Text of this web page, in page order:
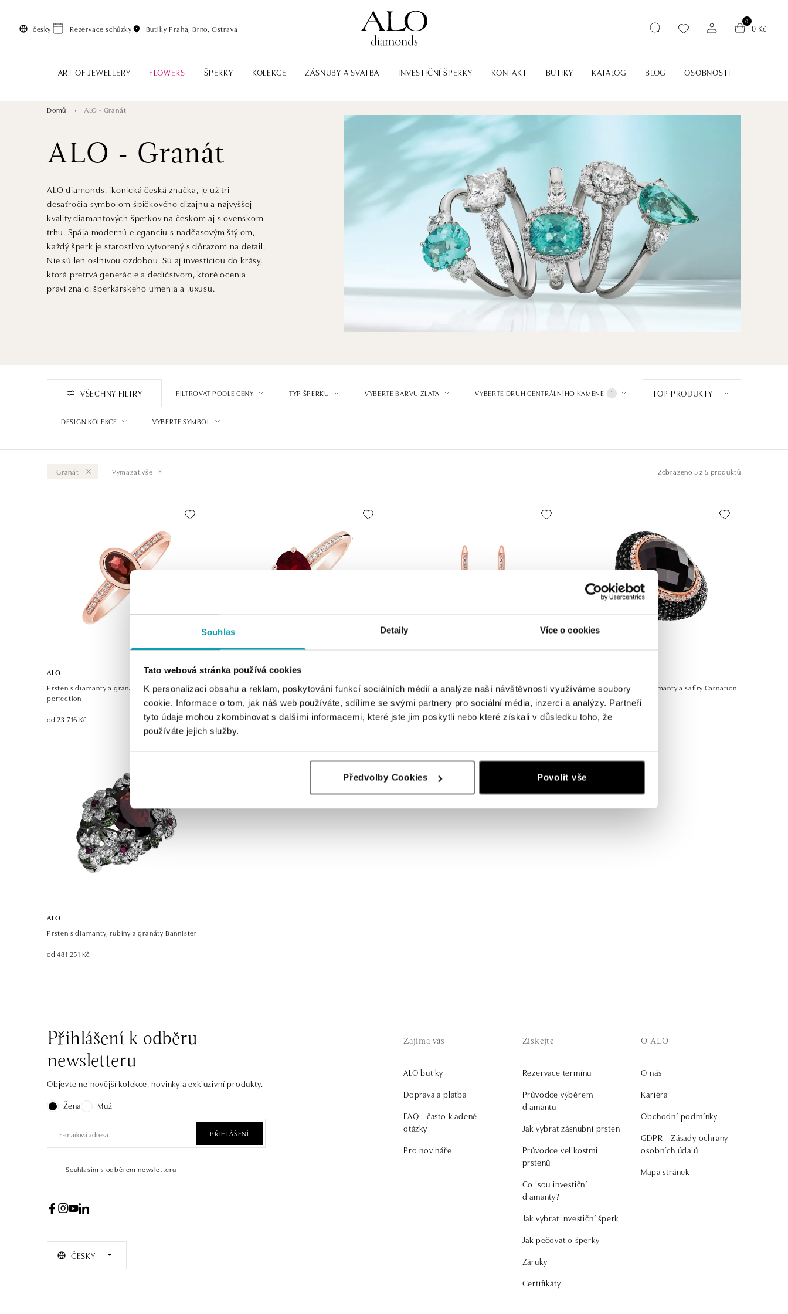
Souhlas Detaily Více o cookies
Tato webová stránka používá cookies
K personalizaci obsahu a reklam, poskytování funkcí sociálních médií a analýze naší návštěvnosti využíváme soubory
cookie. Informace o tom, jak náš web používáte, sdílíme se svými partnery pro sociální média, inzerci a analýzy. Partneři
tyto údaje mohou zkombinovat s dalšími informacemi, které jste jim poskytli nebo které získali v důsledku toho, že
používáte jejich služby.
Předvolby Cookies Povolit vše
česky Rezervace schůzky Butiky Praha, Brno, Ostrava
0
0 Kč
ART OF JEWELLERY FLOWERS ŠPERKY KOLEKCE ZÁSNUBY A SVATBA INVESTIČNÍ ŠPERKY KONTAKT BUTIKY KATALOG BLOG OSOBNOSTI
Domů ALO - Granát
ALO - Granát
ALO diamonds, ikonická česká značka, je už tri
desaťročia symbolom špičkového dizajnu a najvyššej
kvality diamantových šperkov na českom aj slovenskom
trhu. Spája modernú eleganciu s nadčasovým štýlom,
každý šperk je starostlivo vytvorený s dôrazom na detail.
Nie sú len oslnivou ozdobou. Sú aj investíciou do krásy,
ktorá pretrvá generácie a dedičstvom, ktoré ocenia
praví znalci šperkárskeho umenia a luxusu.
VŠECHNY FILTRY FILTROVAT PODLE CENY TYP ŠPERKU VYBERTE BARVU ZLATA VYBERTE DRUH CENTRÁLNÍHO KAMENE 1
DESIGN KOLEKCE VYBERTE SYMBOL
TOP PRODUKTY
Granát Vymazat vše Zobrazeno 5 z 5 produktů
ALO
Prsten s diamanty a granátem Elliptical
perfection
od 23 716 Kč
ALO
Prsten s granátem a diamanty Tearfall
od 25 301 Kč
Náušnice s diamanty a granátem Tearfall
od 30 903 Kč
Prsten s granátem, diamanty a safíry Carnation
Café
od 396 418 Kč
ALO
Prsten s diamanty, rubíny a granáty Bannister
od 481 251 Kč
Přihlášení k odběru
newsletteru
Objevte nejnovější kolekce, novinky a exkluzivní produkty.
Žena
Muž
PŘIHLÁŠENÍ
Souhlasím s odběrem newsletteru
ČESKY
Zajíma vás
ALO butiky
Doprava a platba
FAQ - často kladené
otázky
Pro novináře
Získejte
Rezervace termínu
Průvodce výběrem
diamantu
Jak vybrat zásnubní prsten
Průvodce velikostmi
prstenů
Co jsou investiční
diamanty?
Jak vybrat investiční šperk
Jak pečovat o šperky
Záruky
Certifikáty
O ALO
O nás
Kariéra
Obchodní podmínky
GDPR - Zásady ochrany
osobních údajů
Mapa stránek